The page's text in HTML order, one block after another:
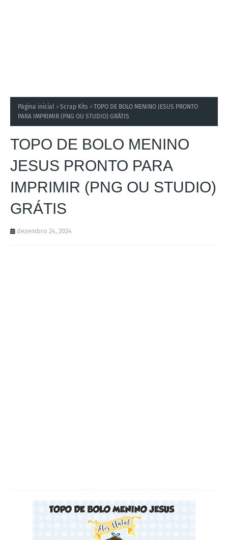
Página inicial Scrap Kits
TOPO DE BOLO MENINO JESUS PRONTO
PARA IMPRIMIR (PNG OU STUDIO) GRÁTIS
TOPO DE BOLO MENINO
JESUS PRONTO PARA
IMPRIMIR (PNG OU STUDIO)
GRÁTIS
dezembro 24, 2024